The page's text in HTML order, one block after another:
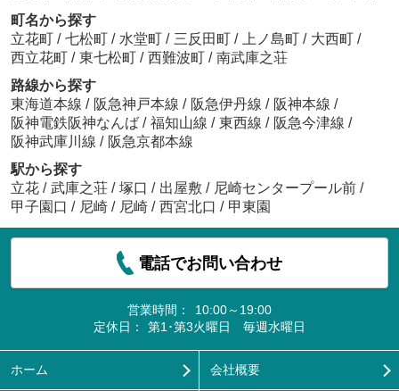
町名から探す
立花町 / 七松町 / 水堂町 / 三反田町 / 上ノ島町 / 大西町 /
西立花町 / 東七松町 / 西難波町 / 南武庫之荘
路線から探す
東海道本線 / 阪急神戸本線 / 阪急伊丹線 / 阪神本線 /
阪神電鉄阪神なんば / 福知山線 / 東西線 / 阪急今津線 /
阪神武庫川線 / 阪急京都本線
駅から探す
立花 / 武庫之荘 / 塚口 / 出屋敷 / 尼崎センタープール前 /
甲子園口 / 尼崎 / 尼崎 / 西宮北口 / 甲東園
電話でお問い合わせ
営業時間：
10:00～19:00
定休日：
第1･第3火曜日 毎週水曜日
ホーム 会社概要